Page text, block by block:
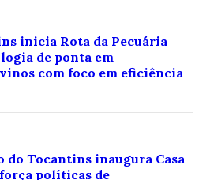
inicia Rota da Pecuária
de ponta em
com foco em eficiência
do Tocantins inaugura Casa
políticas de